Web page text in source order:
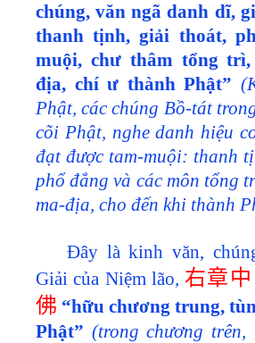
chúng, văn ngã danh dĩ,
thanh tịnh, giải thoát,
muội, chư thâm tổng
địa, chí ư thành Phật”
Phật, các chúng Bồ-tát
cõi Phật, nghe danh hiệu
đạt được tam-muội: thanh
phổ đẳng và các môn tổng
ma-địa, cho đến khi thành
Đây là kinhvăn,
Giải của Niệm lão, 右章
佛 “hữu chương trung,
Phật” (trong chương